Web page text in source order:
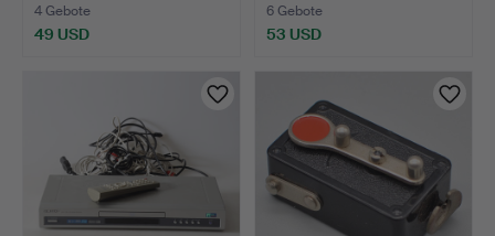
4 Gebote
49 USD
6 Gebote
53 USD